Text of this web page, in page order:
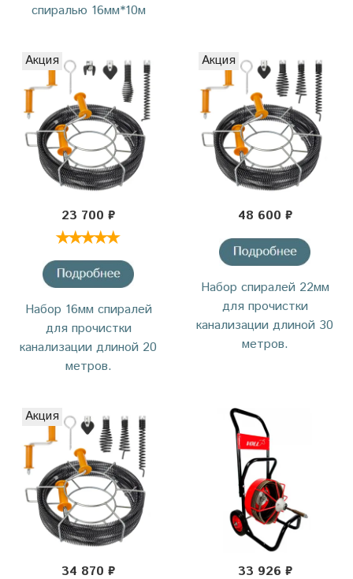
спиралью 16мм*10м
Акция
23 700 ₽
Набор 16мм спиралей
для прочистки
канализации длиной 20
метров.
Акция
48 600 ₽
Набор спиралей 22мм
для прочистки
канализации длиной 30
метров.
Акция
34 870 ₽ 33 926 ₽